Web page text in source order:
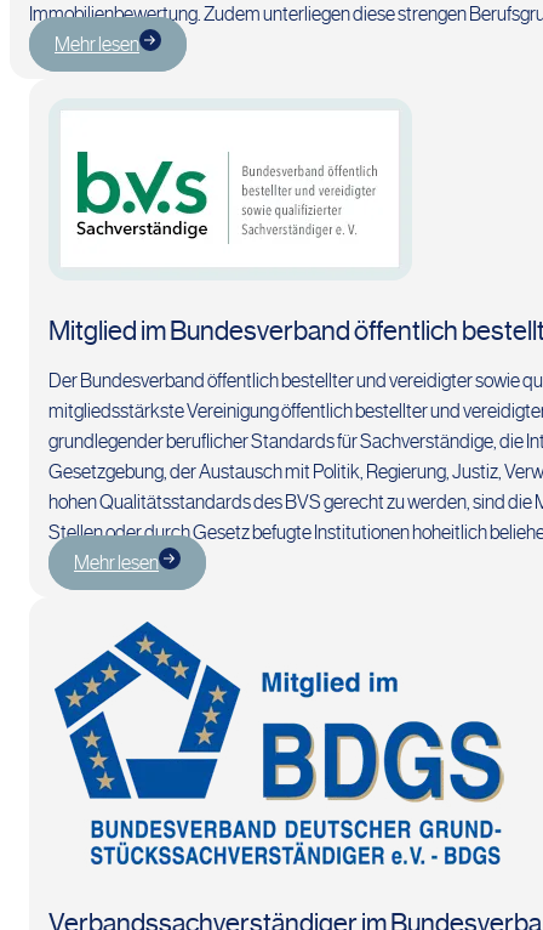
Immobilienbewertung. Zudem unterliegen diese strengen
Mehr lesen
Mitglied im Bundesverband öffentlich
Der Bundesverband öffentlich bestellter und vereidigter sowie
mitgliedsstärkste Vereinigung öffentlich bestellter und
grundlegender beruflicher Standards für Sachverständige, die
Gesetzgebung, der Austausch mit Politik, Regierung, Justiz,
hohen Qualitätsstandards des BVS gerecht zu werden, sind
Stellen oder durch Gesetz befugte Institutionen hoheitlich
Mehr lesen
Verbandssachverständiger im